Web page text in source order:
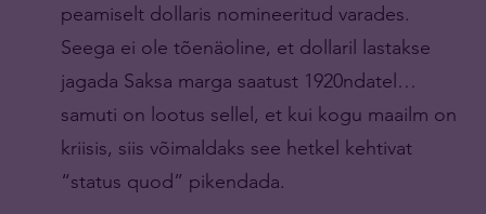
peamiselt dollaris nomineeritud varades.
Seega ei ole tõenäoline, et dollaril lastakse
jagada Saksa marga saatust 1920ndatel…
samuti on lootus sellel, et kui kogu maailm on
kriisis, siis võimaldaks see hetkel kehtivat
“status quod” pikendada.